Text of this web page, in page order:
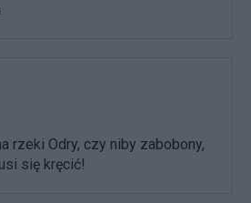
rzeki Odry, czy niby zabobony,
się kręcić!